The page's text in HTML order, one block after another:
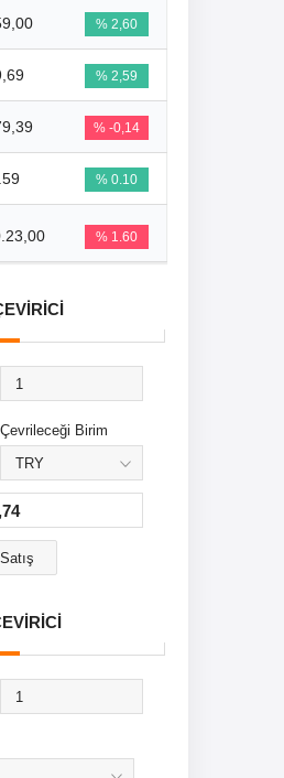
% 2,60
% 2,59
% -0,14
% 0.10
% 1.60
Çevrileceği Birim
Satış